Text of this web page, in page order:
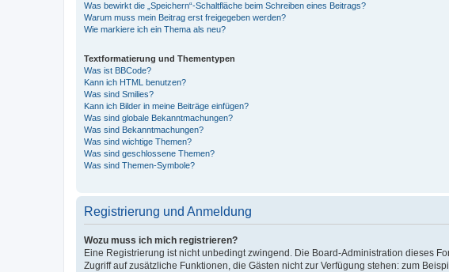
Was bewirkt die „Speichern“-Schaltfläche beim Schreiben eines Beitrags?
Warum muss mein Beitrag erst freigegeben werden?
Wie markiere ich ein Thema als neu?
Textformatierung und Thementypen
Was ist BBCode?
Kann ich HTML benutzen?
Was sind Smilies?
Kann ich Bilder in meine Beiträge einfügen?
Was sind globale Bekanntmachungen?
Was sind Bekanntmachungen?
Was sind wichtige Themen?
Was sind geschlossene Themen?
Was sind Themen-Symbole?
Registrierung und Anmeldung
Wozu muss ich mich registrieren?
Eine Registrierung ist nicht unbedingt zwingend. Die Board-Administration dieses
Zugriff auf zusätzliche Funktionen, die Gästen nicht zur Verfügung stehen: zum